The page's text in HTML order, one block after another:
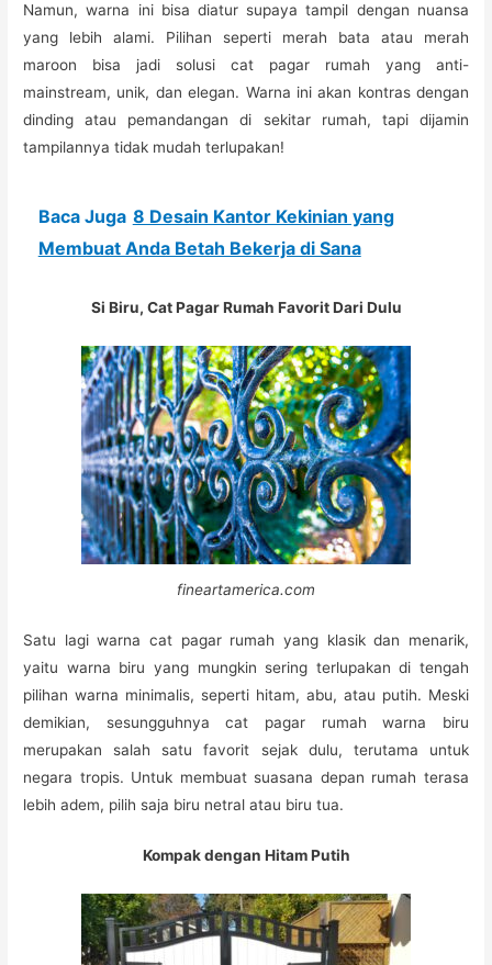
Namun, warna ini bisa diatur supaya tampil dengan nuansa
yang lebih alami. Pilihan seperti merah bata atau merah
maroon bisa jadi solusi cat pagar rumah yang anti-
mainstream, unik, dan elegan. Warna ini akan kontras dengan
dinding atau pemandangan di sekitar rumah, tapi dijamin
tampilannya tidak mudah terlupakan!
Baca Juga 8 Desain Kantor Kekinian yang
Membuat Anda Betah Bekerja di Sana
Si Biru, Cat Pagar Rumah Favorit Dari Dulu
fineartamerica.com
Satu lagi warna cat pagar rumah yang klasik dan menarik,
yaitu warna biru yang mungkin sering terlupakan di tengah
pilihan warna minimalis, seperti hitam, abu, atau putih. Meski
demikian, sesungguhnya cat pagar rumah warna biru
merupakan salah satu favorit sejak dulu, terutama untuk
negara tropis. Untuk membuat suasana depan rumah terasa
lebih adem, pilih saja biru netral atau biru tua.
Kompak dengan Hitam Putih